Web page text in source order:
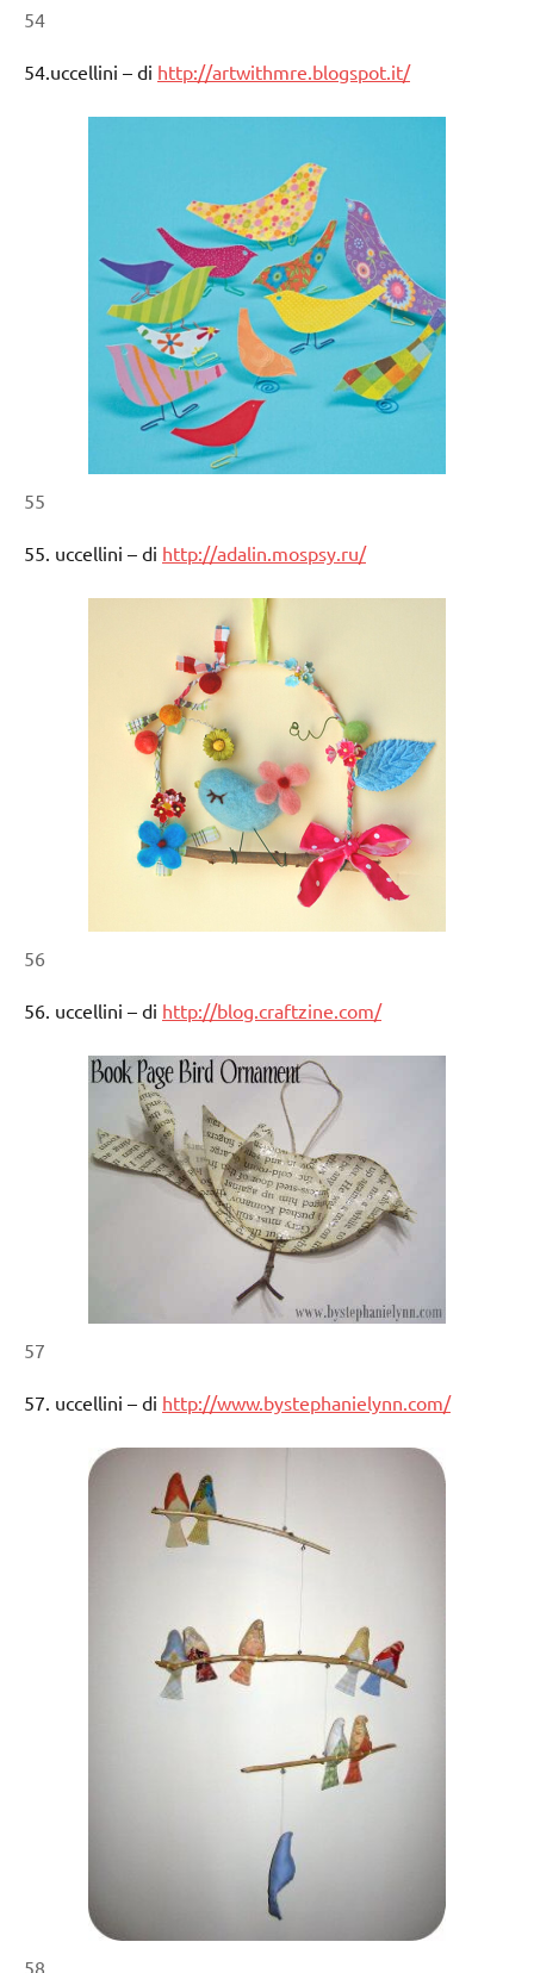
54
54.uccellini – di http://artwithmre.blogspot.it/
55
55. uccellini – di http://adalin.mospsy.ru/
56
56. uccellini – di http://blog.craftzine.com/
57
57. uccellini – di http://www.bystephanielynn.com/
58